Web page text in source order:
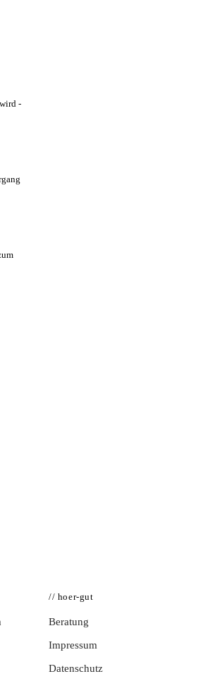
-
// hoer-gut
Beratung
Impressum
Datenschutz